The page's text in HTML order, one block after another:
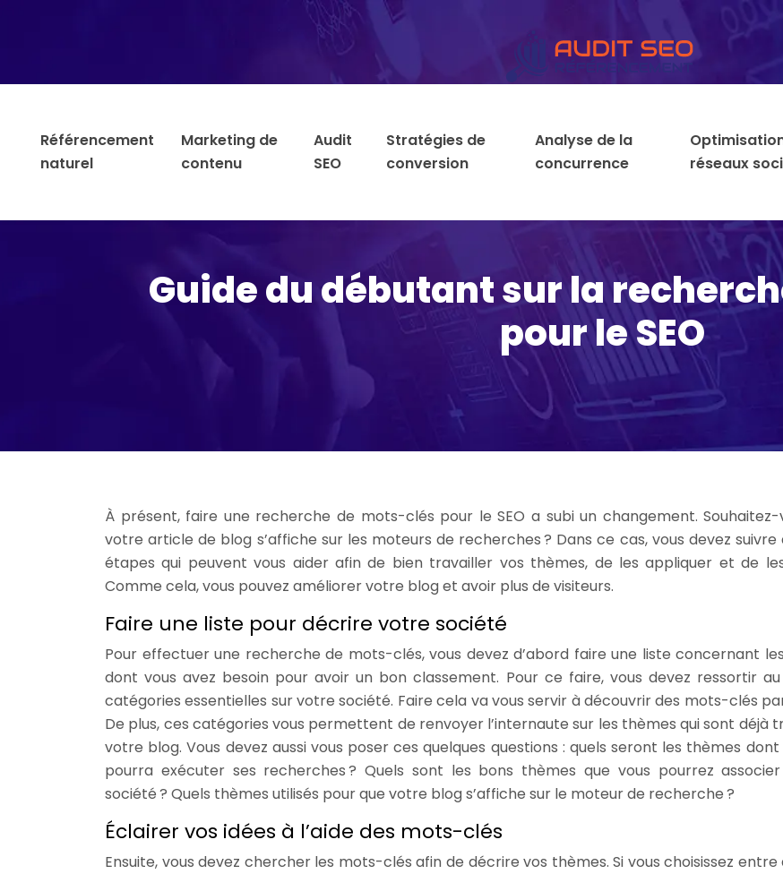
Référencement
naturel
Marketing de
contenu
Audit
SEO
Stratégies de
conversion
Analyse de la
concurrence
réseaux
Guide du débutant sur la
pour le SEO
À présent, faire une recherche de mots-clés pour le SEO a subi un changement. Souhaitez-
votre article de blog s’affiche sur les moteurs de recherches ? Dans ce cas, vous devez suivre
étapes qui peuvent vous aider afin de bien travailler vos thèmes, de les appliquer et de
Comme cela, vous pouvez améliorer votre blog et avoir plus de visiteurs.
Faire une liste pour décrire votre société
Pour effectuer une recherche de mots-clés, vous devez d’abord faire une liste concernant
dont vous avez besoin pour avoir un bon classement. Pour ce faire, vous devez ressortir
catégories essentielles sur votre société. Faire cela va vous servir à découvrir des mots-clés
De plus, ces catégories vous permettent de renvoyer l’internaute sur les thèmes qui sont déjà
votre blog. Vous devez aussi vous poser ces quelques questions : quels seront les thèmes
pourra exécuter ses recherches ? Quels sont les bons thèmes que vous pourrez
société ? Quels thèmes utilisés pour que votre blog s’affiche sur le moteur de recherche ?
Éclairer vos idées à l’aide des mots-clés
Ensuite, vous devez chercher les mots-clés afin de décrire vos thèmes. Si vous choisissez entre